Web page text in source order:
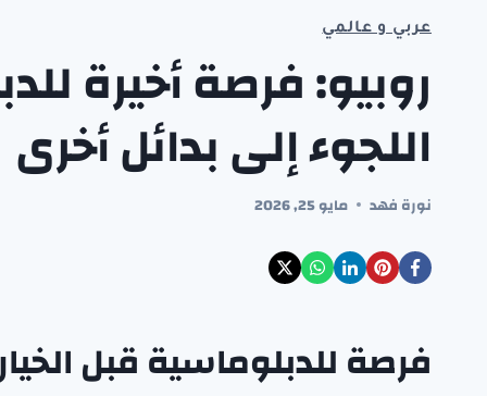
عربي و عالمي
روبيو: فرصة أخيرة
اللجوء إلى بدائل أخرى
نورة فهد مايو 25, 2026
فرصة للدبلوماسية قبل